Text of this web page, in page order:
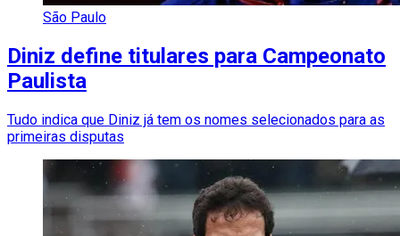
São Paulo
Diniz define titulares para Campeonato
Paulista
Tudo indica que Diniz já tem os nomes selecionados para as
primeiras disputas